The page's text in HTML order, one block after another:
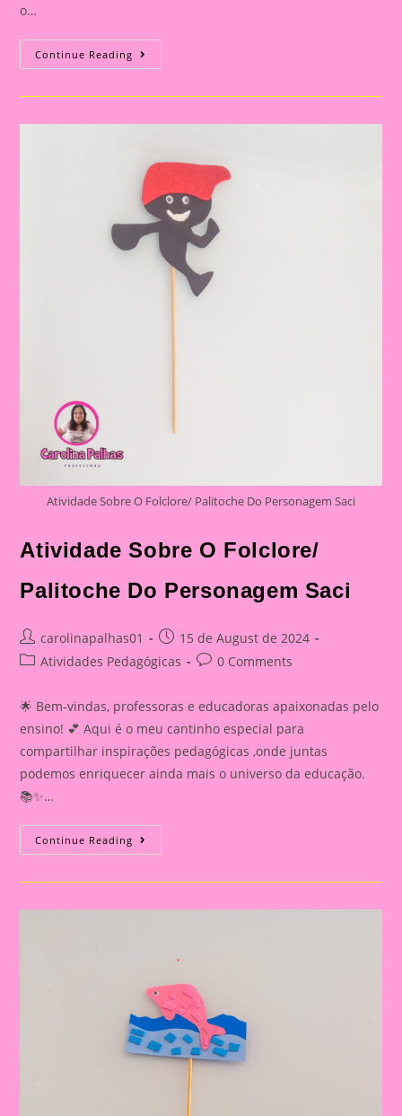
o…
Continue Reading Atividade
Sobre
Do
Atividade Sobre O Folclore/ Palitoche Do Personagem Saci
Atividade Sobre O Folclore/
Palitoche Do Personagem Saci
Post
author:
carolinapalhas01
Post
published:
15 de August de 2024
PostAtividades Pedagógicas
Post0 Comments
🌟 Bem-vindas, professoras e educadoras apaixonadas pelo
ensino! 💕 Aqui é o meu cantinho especial para
compartilhar inspirações pedagógicas ,onde juntas
podemos enriquecer ainda mais o universo da educação.
📚✨…
Continue Reading Atividade
Sobre
Folclore/